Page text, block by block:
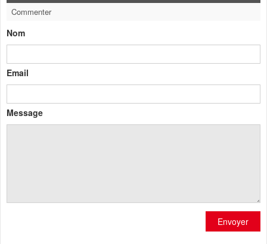
Commenter
Nom
Email
Message
Envoyer